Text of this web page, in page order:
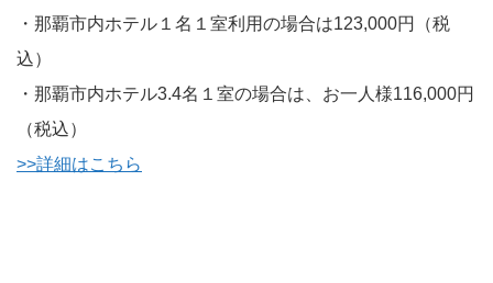
・那覇市内ホテル１名１室利用の場合は123,000円（税
込）
・那覇市内ホテル3.4名１室の場合は、お一人様116,000円
（税込）
>>詳細はこちら